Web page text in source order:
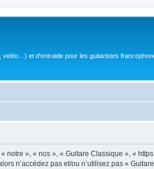
et d'entraide pour les guitaristes
», « nos », « Guitare Classique », «
n’accédez pas et/ou n’utilisez pas «